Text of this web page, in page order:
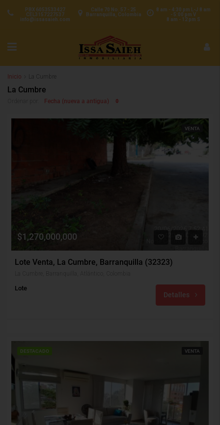
8 am - 4:30 pm L-J 8 am
- 5:00 pm V
8 am - 12 pm S
Calle 70 No. 57 - 25
Barranquilla, Colombia
PBX 6053533427
CEL3157227537
info@issasaieh.com
Inicio La Cumbre
La Cumbre
Fecha (nueva a antigua)
VENTA
$1,270,000,000
Lote Venta, La Cumbre, Barranquilla (32323)
Lote
Detalles
DESTACADO VENTA